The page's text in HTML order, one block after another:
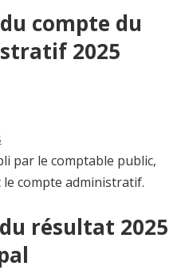
compte du
2025
par le comptable public,
le compte administratif.
résultat 2025